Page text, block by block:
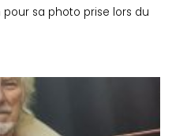
pour sa photo prise lors du